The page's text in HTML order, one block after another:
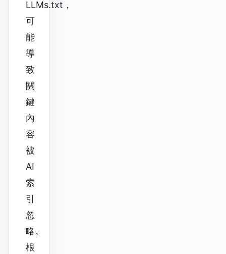
LLMs.txt，
可
能
導
致
關
鍵
內
容
被
AI
索
引
忽
略。
根